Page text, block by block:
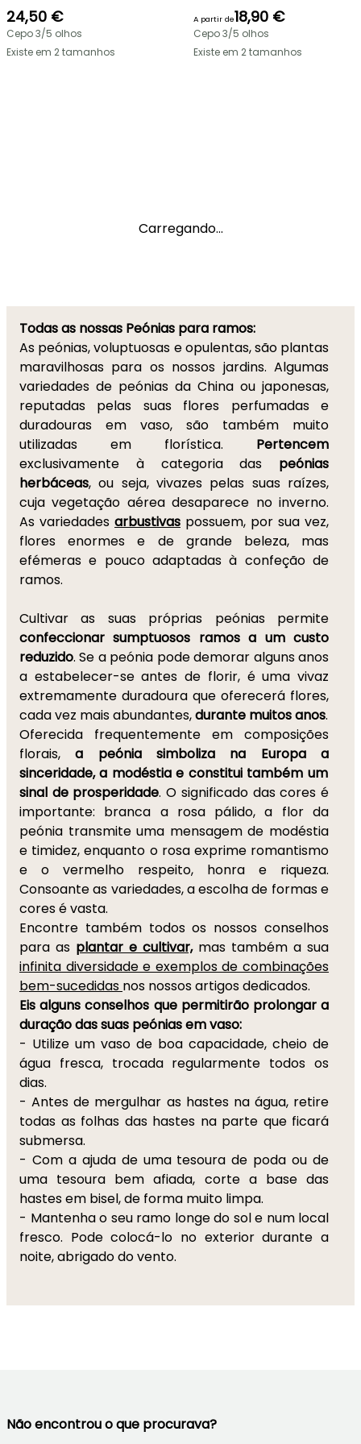
24,50 €
Cepo 3/5 olhos
Existe em 2 tamanhos
A partir de18,90 €
Cepo 3/5 olhos
Existe em 2 tamanhos
Carregando...
Todas as nossas Peónias para ramos:
As peónias, voluptuosas e opulentas, são plantas
maravilhosas para os nossos jardins. Algumas
variedades de peónias da China ou japonesas,
reputadas pelas suas flores perfumadas e
duradouras em vaso, são também muito
utilizadas em florística. Pertencem
exclusivamente à categoria das peónias
herbáceas, ou seja, vivazes pelas suas raízes,
cuja vegetação aérea desaparece no inverno.
As variedades arbustivas possuem, por sua vez,
flores enormes e de grande beleza, mas
efémeras e pouco adaptadas à confeção de
ramos.
Cultivar as suas próprias peónias permite
confeccionar sumptuosos ramos a um custo
reduzido. Se a peónia pode demorar alguns anos
a estabelecer-se antes de florir, é uma vivaz
extremamente duradoura que oferecerá flores,
cada vez mais abundantes,durante muitos anos.
Oferecida frequentemente em composições
florais,a peónia simboliza na Europa a
sinceridade, a modéstia e constitui também um
sinal de prosperidade. O significado das cores é
importante: branca a rosa pálido, a flor da
peónia transmite uma mensagem de modéstia
e timidez, enquanto o rosa exprime romantismo
e o vermelho respeito, honra e riqueza.
Consoante as variedades, a escolha de formas e
cores é vasta.
Encontre também todos os nossos conselhos
para as plantar e cultivar, mas também a sua
infinita diversidade e exemplos de combinações
bem-sucedidas nos nossos artigos dedicados.
Eis alguns conselhos que permitirão prolongar a
duração das suas peónias em vaso:
- Utilize um vaso de boa capacidade, cheio de
água fresca, trocada regularmente todos os
dias.
- Antes de mergulhar as hastes na água, retire
todas as folhas das hastes na parte que ficará
submersa.
- Com a ajuda de uma tesoura de poda ou de
uma tesoura bem afiada, corte a base das
hastes em bisel, de forma muito limpa.
- Mantenha o seu ramo longe do sol e num local
fresco. Pode colocá-lo no exterior durante a
noite, abrigado do vento.
Não encontrou o que procurava?